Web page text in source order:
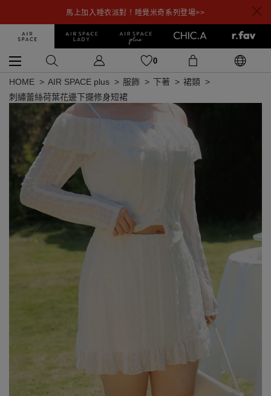
馬上加入睡衣派對！睡覺米奇系列登場>>
0
HOME AIR SPACE plus 服飾 下著
裙類
刺繡蕾絲荷葉花邊下擺修身短裙